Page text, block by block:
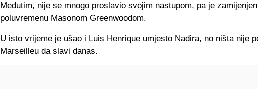
Međutim, nije se mnogo proslavio svojim nastupom, pa je
poluvremenu Masonom Greenwoodom.
U isto vrijeme je ušao i Luis Henrique umjesto Nadira, no ništa nije
Marseilleu da slavi danas.